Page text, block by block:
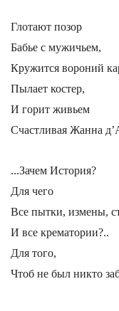
Глотают позор
Бабье с мужичьем,
Кружится вороний
Пылает костер,
И горит живьем
Счастливая Жанна
...Зачем История?
Для чего
Все пытки, измены,
И все крематории?..
Для того,
Чтоб не был никто